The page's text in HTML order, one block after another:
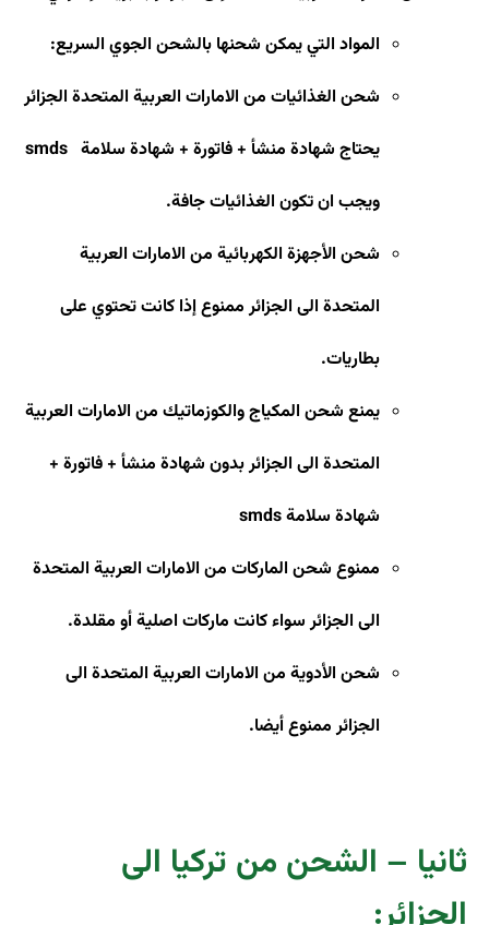
المواد التي يمكن شحنها بالشحن الجوي السريع:
شحن الغذائيات من الامارات العربية المتحدة الجزائر
يحتاج شهادة منشأ + فاتورة + شهادة سلامة
ويجب ان تكون الغذائيات جافة.
شحن الأجهزة الكهربائية من الامارات العربية
المتحدة الى الجزائر ممنوع إذا كانت تحتوي على
بطاريات.
يمنع شحن المكياج والكوزماتيك من الامارات العربية
المتحدة الى الجزائر بدون شهادة منشأ + فاتورة +
شهادة سلامةsmds
ممنوع شحن الماركات من الامارات العربية المتحدة
الى الجزائر سواء كانت ماركات اصلية أو مقلدة.
شحن الأدوية من الامارات العربية المتحدة الى
الجزائر ممنوع أيضا.
ثانيا – الشحن من تركيا الى